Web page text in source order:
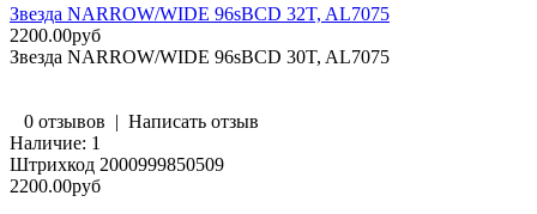
Звезда NARROW/WIDE 96sBCD 32T, AL7075
2200.00руб
Звезда NARROW/WIDE 96sBCD 30T, AL7075
0 отзывов | Написать отзыв
Наличие: 1
Штрихкод 2000999850509
2200.00руб